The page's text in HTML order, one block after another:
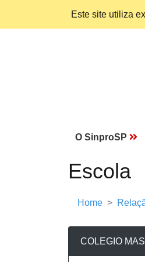
Este site utiliza
O SinproSP
Escola
Home
COLEGIO